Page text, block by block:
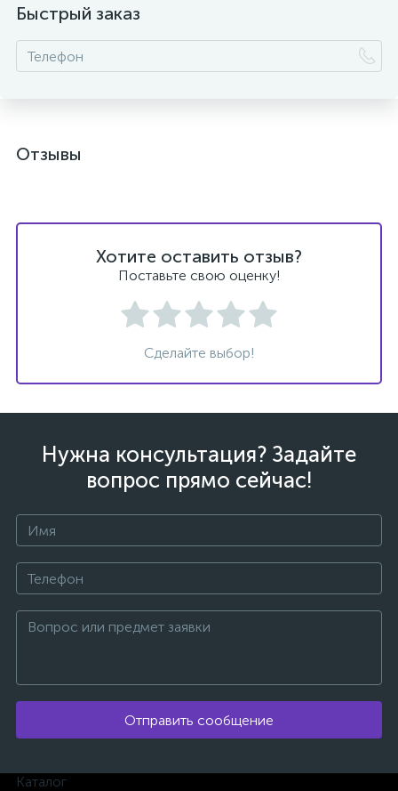
Быстрый заказ
Отзывы
Хотите оставить отзыв?
Поставьте свою оценку!
Сделайте выбор!
Нужна консультация? Задайте
вопрос прямо сейчас!
Отправить сообщение
Каталог